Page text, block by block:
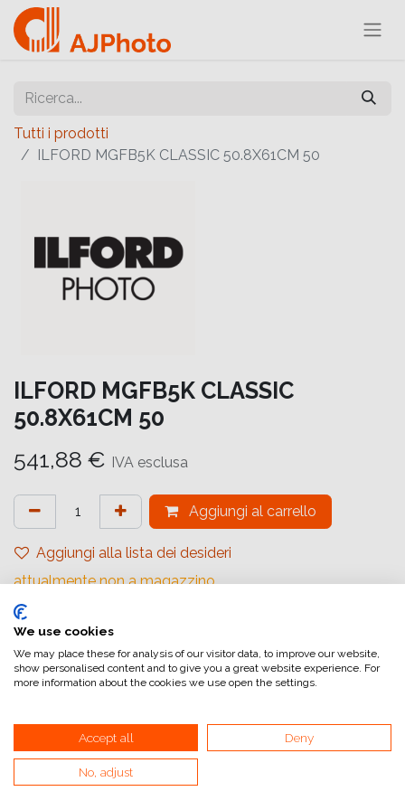
Tutti i prodotti
ILFORD MGFB5K CLASSIC 50.8X61CM 50
ILFORD MGFB5K CLASSIC
50.8X61CM 50
541,88 € IVA esclusa
Aggiungi al carrello
Aggiungi alla lista dei desideri
attualmente non a magazzino
Marchio (Carta)
Tipologia:Baritato
Gradiente:Carta a Contrasto Variabile
Formato (Carta):50,8x61 cm (20x24inch)
Superficie:Opaca
We use cookies
We may place these for analysis of our visitor data, to improve our website,
show personalised content and to give you a great website experience. For
more information about the cookies we use open the settings.
Accept all Deny
No, adjust